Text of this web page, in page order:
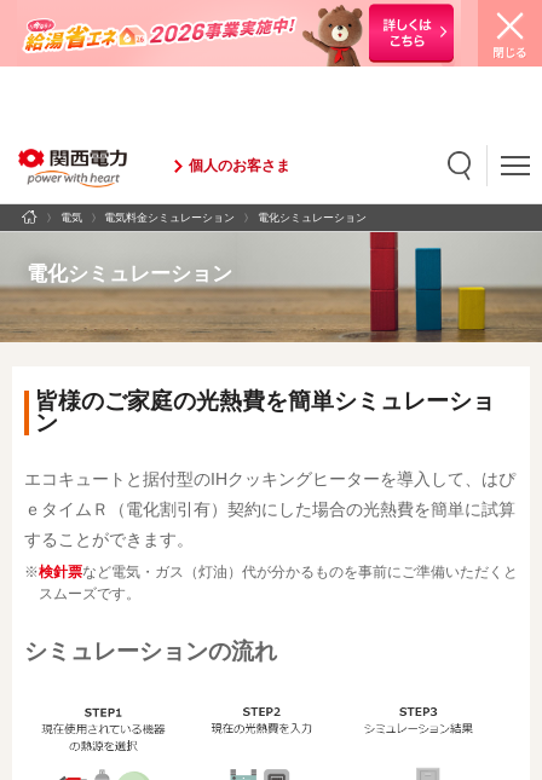
個人のお客さま
検索キーワード入力
電気 電気料金シミュレーション 電化シミュレーション
電化シミュレーション
皆様のご家庭の光熱費を簡単シミュレーショ
ン
エコキュートと据付型のIHクッキングヒーターを導入して、はぴ
ｅタイムＲ（電化割引有）契約にした場合の光熱費を簡単に試算
することができます。
※検針票など電気・ガス（灯油）代が分かるものを事前にご準備いただくと
スムーズです。
シミュレーションの流れ